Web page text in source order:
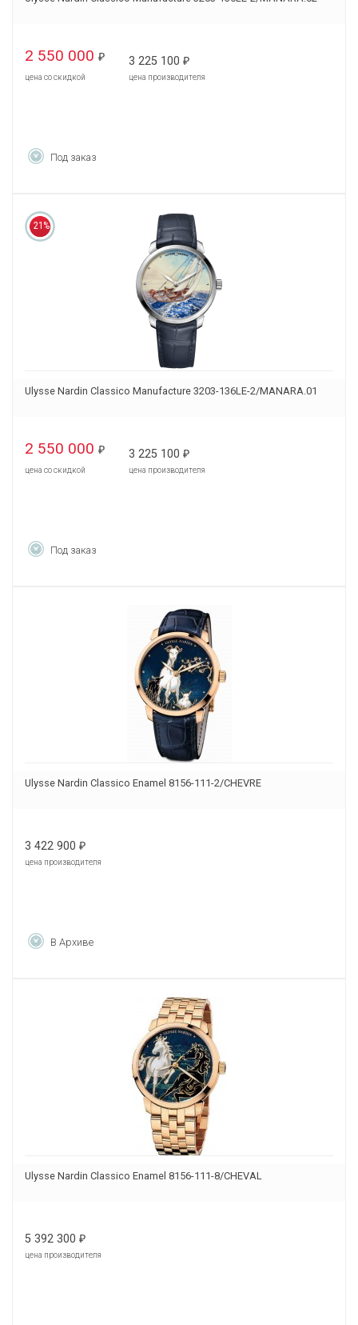
2 550 000 ₽
цена со скидкой
3 225 100 ₽
цена производителя
Под заказ
21%
Ulysse Nardin Classico Manufacture 3203-136LE-2/MANARA.01
2 550 000 ₽
цена со скидкой
3 225 100 ₽
цена производителя
Под заказ
Ulysse Nardin Classico Enamel 8156-111-2/CHEVRE
3 422 900 ₽
цена производителя
В Архиве
Ulysse Nardin Classico Enamel 8156-111-8/CHEVAL
5 392 300 ₽
цена производителя